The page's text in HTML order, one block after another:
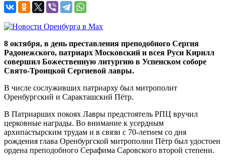
8 октября, в день преставления преподобного Сергия
Радонежского, патриарх Московский и всея Руси Кирилл
совершил Божественную литургию в Успенском соборе
Свято-Троицкой Сергиевой лавры.
В числе сослуживших патриарху был митрополит
Оренбургский и Саракташский Пётр.
В Патриарших покоях Лавры предстоятель РПЦ вручил
церковные награды. Во внимание к усердным
архипастырским трудам и в связи с 70-летием со дня
рождения глава Оренбургской митрополии Пётр был удостоен
ордена преподобного Серафима Саровского второй степени.